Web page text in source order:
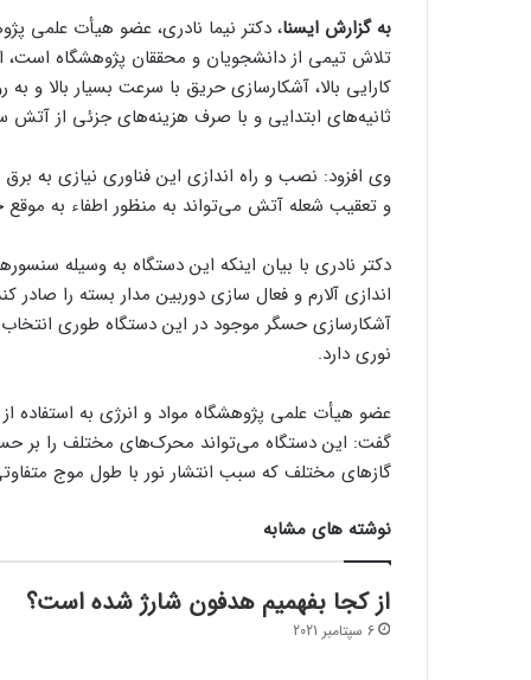
به گزارش ایسنا
تلاش تیمی از دانشجویان و محققان پژوهشگاه است،
کارایی بالا، آشکارسازی حریق با سرعت بسیار بالا
ثانیه‌های ابتدایی و با صرف هزینه‌های جزئی از
وی افزود: نصب و راه اندازی این فناوری نیازی به
و تعقیب شعله آتش می‌تواند به منظور اطفاء به موقع
دکتر نادری با بیان اینکه این دستگاه به وسیله
اندازی آلارم و فعال سازی دوربین مدار بسته را صادر
آشکارسازی حسگر موجود در این دستگاه طوری
نوری دارد.
عضو هیأت علمی پژوهشگاه مواد و انرژی به استفاده
گفت: این دستگاه می‌تواند محرک‌های مختلف را بر
گازهای مختلف که سبب انتشار نور با طول موج
نوشته های مشابه
از کجا بفهمیم هدفون شارژ شده است؟
6 سپتامبر 2021